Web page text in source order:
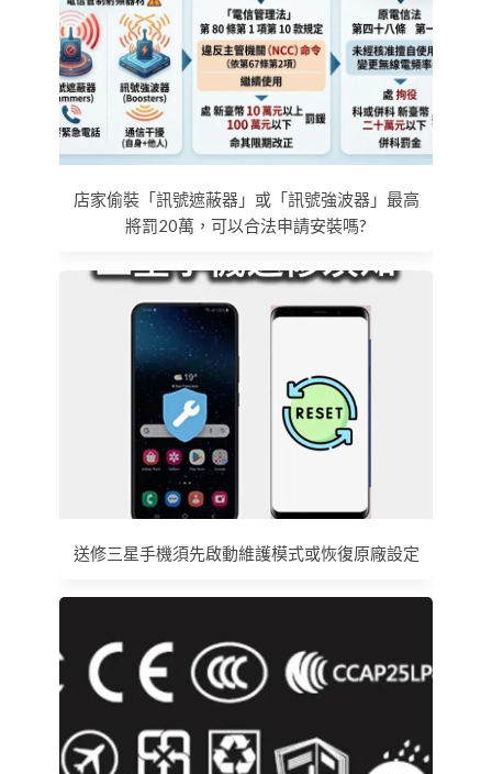
店家偷裝「訊號遮蔽器」或「訊號強波器」最高
將罰20萬，可以合法申請安裝嗎?
送修三星手機須先啟動維護模式或恢復原廠設定